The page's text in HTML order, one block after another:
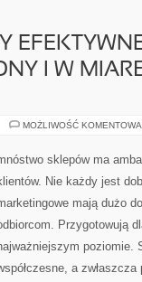
I W
MOŻLIWOŚĆ
sklepów ma
Nie każdy jest
mają dużo
Przygotowują
poziomie.
a